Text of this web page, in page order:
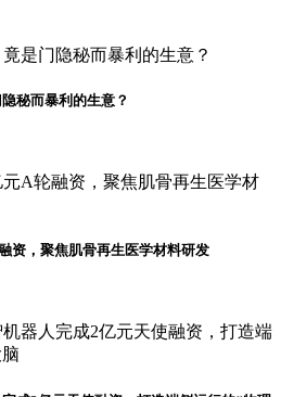
秘而暴利的生意？
资，聚焦肌骨再生医学材料研发